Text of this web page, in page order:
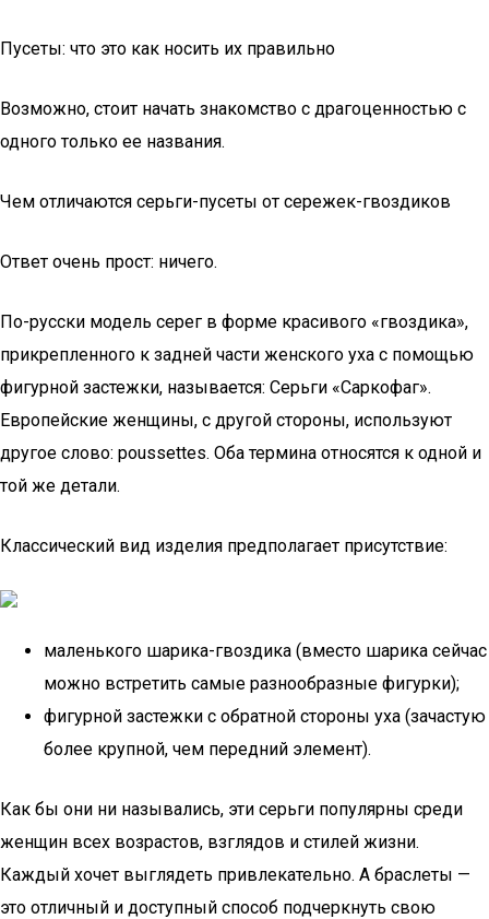
Пусеты: что это как носить их правильно
Возможно, стоит начать знакомство с драгоценностью с
одного только ее названия.
Чем отличаются серьги-пусеты от сережек-гвоздиков
Ответ очень прост: ничего.
По-русски модель серег в форме красивого «гвоздика»,
прикрепленного к задней части женского уха с помощью
фигурной застежки, называется: Серьги «Саркофаг».
Европейские женщины, с другой стороны, используют
другое слово: poussettes. Оба термина относятся к одной и
той же детали.
Классический вид изделия предполагает присутствие:
маленького шарика-гвоздика (вместо шарика сейчас
можно встретить самые разнообразные фигурки);
фигурной застежки с обратной стороны уха (зачастую
более крупной, чем передний элемент).
Как бы они ни назывались, эти серьги популярны среди
женщин всех возрастов, взглядов и стилей жизни.
Каждый хочет выглядеть привлекательно. А браслеты —
это отличный и доступный способ подчеркнуть свою